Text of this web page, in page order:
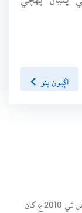
اڳيون پنو
سنڌسلامت ڪتاب گهر ھڪ آن لائين لائبريري آھي، جنھن تي 2010ع کان